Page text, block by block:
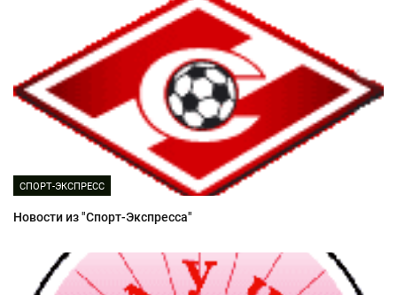
СПОРТ-ЭКСПРЕСС
Новости из "Спорт-Экспресса"